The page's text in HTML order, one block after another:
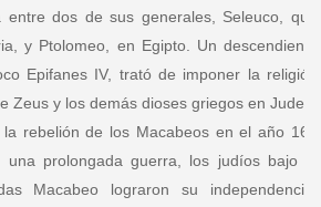
dos de sus generales, Seleuco, que
y Ptolomeo, en Egipto. Un descendiente
Epifanes IV, trató de imponer la religión
Zeus y los demás dioses griegos en Judea,
rebelión de los Macabeos en el año 165
una prolongada guerra, los judíos bajo la
Macabeo lograron su independencia.